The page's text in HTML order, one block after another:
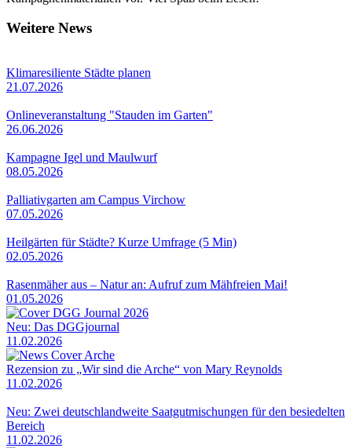
Weitere News
Klimaresiliente Städte planen
21.07.2026
Onlineveranstaltung "Stauden im Garten"
26.06.2026
Kampagne Igel und Maulwurf
08.05.2026
Palliativgarten am Campus Virchow
07.05.2026
Heilgärten für Städte? Kurze Umfrage (5 Min)
02.05.2026
Rasenmäher aus – Natur an: Aufruf zum Mähfreien Mai!
01.05.2026
Neu: Das DGGjournal
11.02.2026
Rezension zu „Wir sind die Arche“ von Mary Reynolds
11.02.2026
Neu: Zwei deutschlandweite Saatgutmischungen für den besiedelten
Bereich
11.02.2026